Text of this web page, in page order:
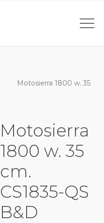
Motosierra 1800 w. 35
Motosierra
1800 w. 35
cm.
CS1835-QS
B&D